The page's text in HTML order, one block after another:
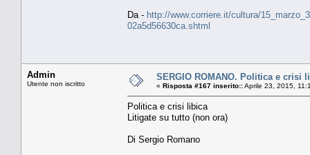
Da - http://www.corriere.it/cultura/
02a5d56630ca.shtml
Admin
Utente non iscritto
SERGIO ROMANO. Politica e crisi
« Risposta #167 inserito::Aprile 23, 2015,
Politica e crisi libica
Litigate su tutto (non ora)
Di Sergio Romano